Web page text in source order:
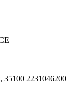
35100 2231046200